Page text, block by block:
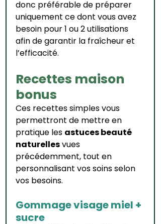
donc préférable de préparer
uniquement ce dont vous avez
besoin pour 1 ou 2 utilisations
afin de garantir la fraîcheur et
l’efficacité.
Recettes maison
bonus
Ces recettes simples vous
permettront de mettre en
pratique les astuces beauté
naturelles vues
précédemment, tout en
personnalisant vos soins selon
vos besoins.
Gommage visage miel +
sucre